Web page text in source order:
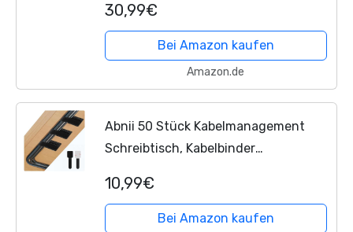
Modulare Wandbeleuchtung für
Gamer Zimmer, Wohnzimmer,...
30,99€
Bei Amazon kaufen
Amazon.de
Abnii 50 Stück Kabelmanagement
Schreibtisch, Kabelbinder
Organizer Schreibtisch Kabelhalter
Kabelklemmen Kabelclips...
10,99€
Bei Amazon kaufen